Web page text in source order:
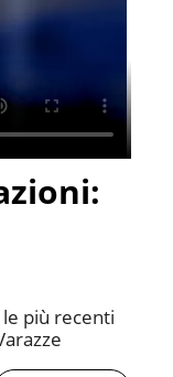
più recenti